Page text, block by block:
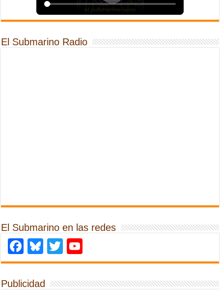
El Submarino Radio
El Submarino en las redes
Facebook
Bluesky
Twitter
Publicidad